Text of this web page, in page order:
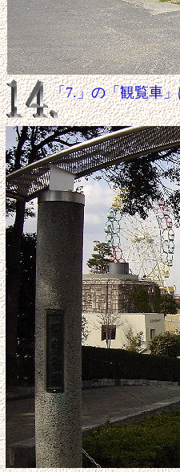
「7.」の「観覧車